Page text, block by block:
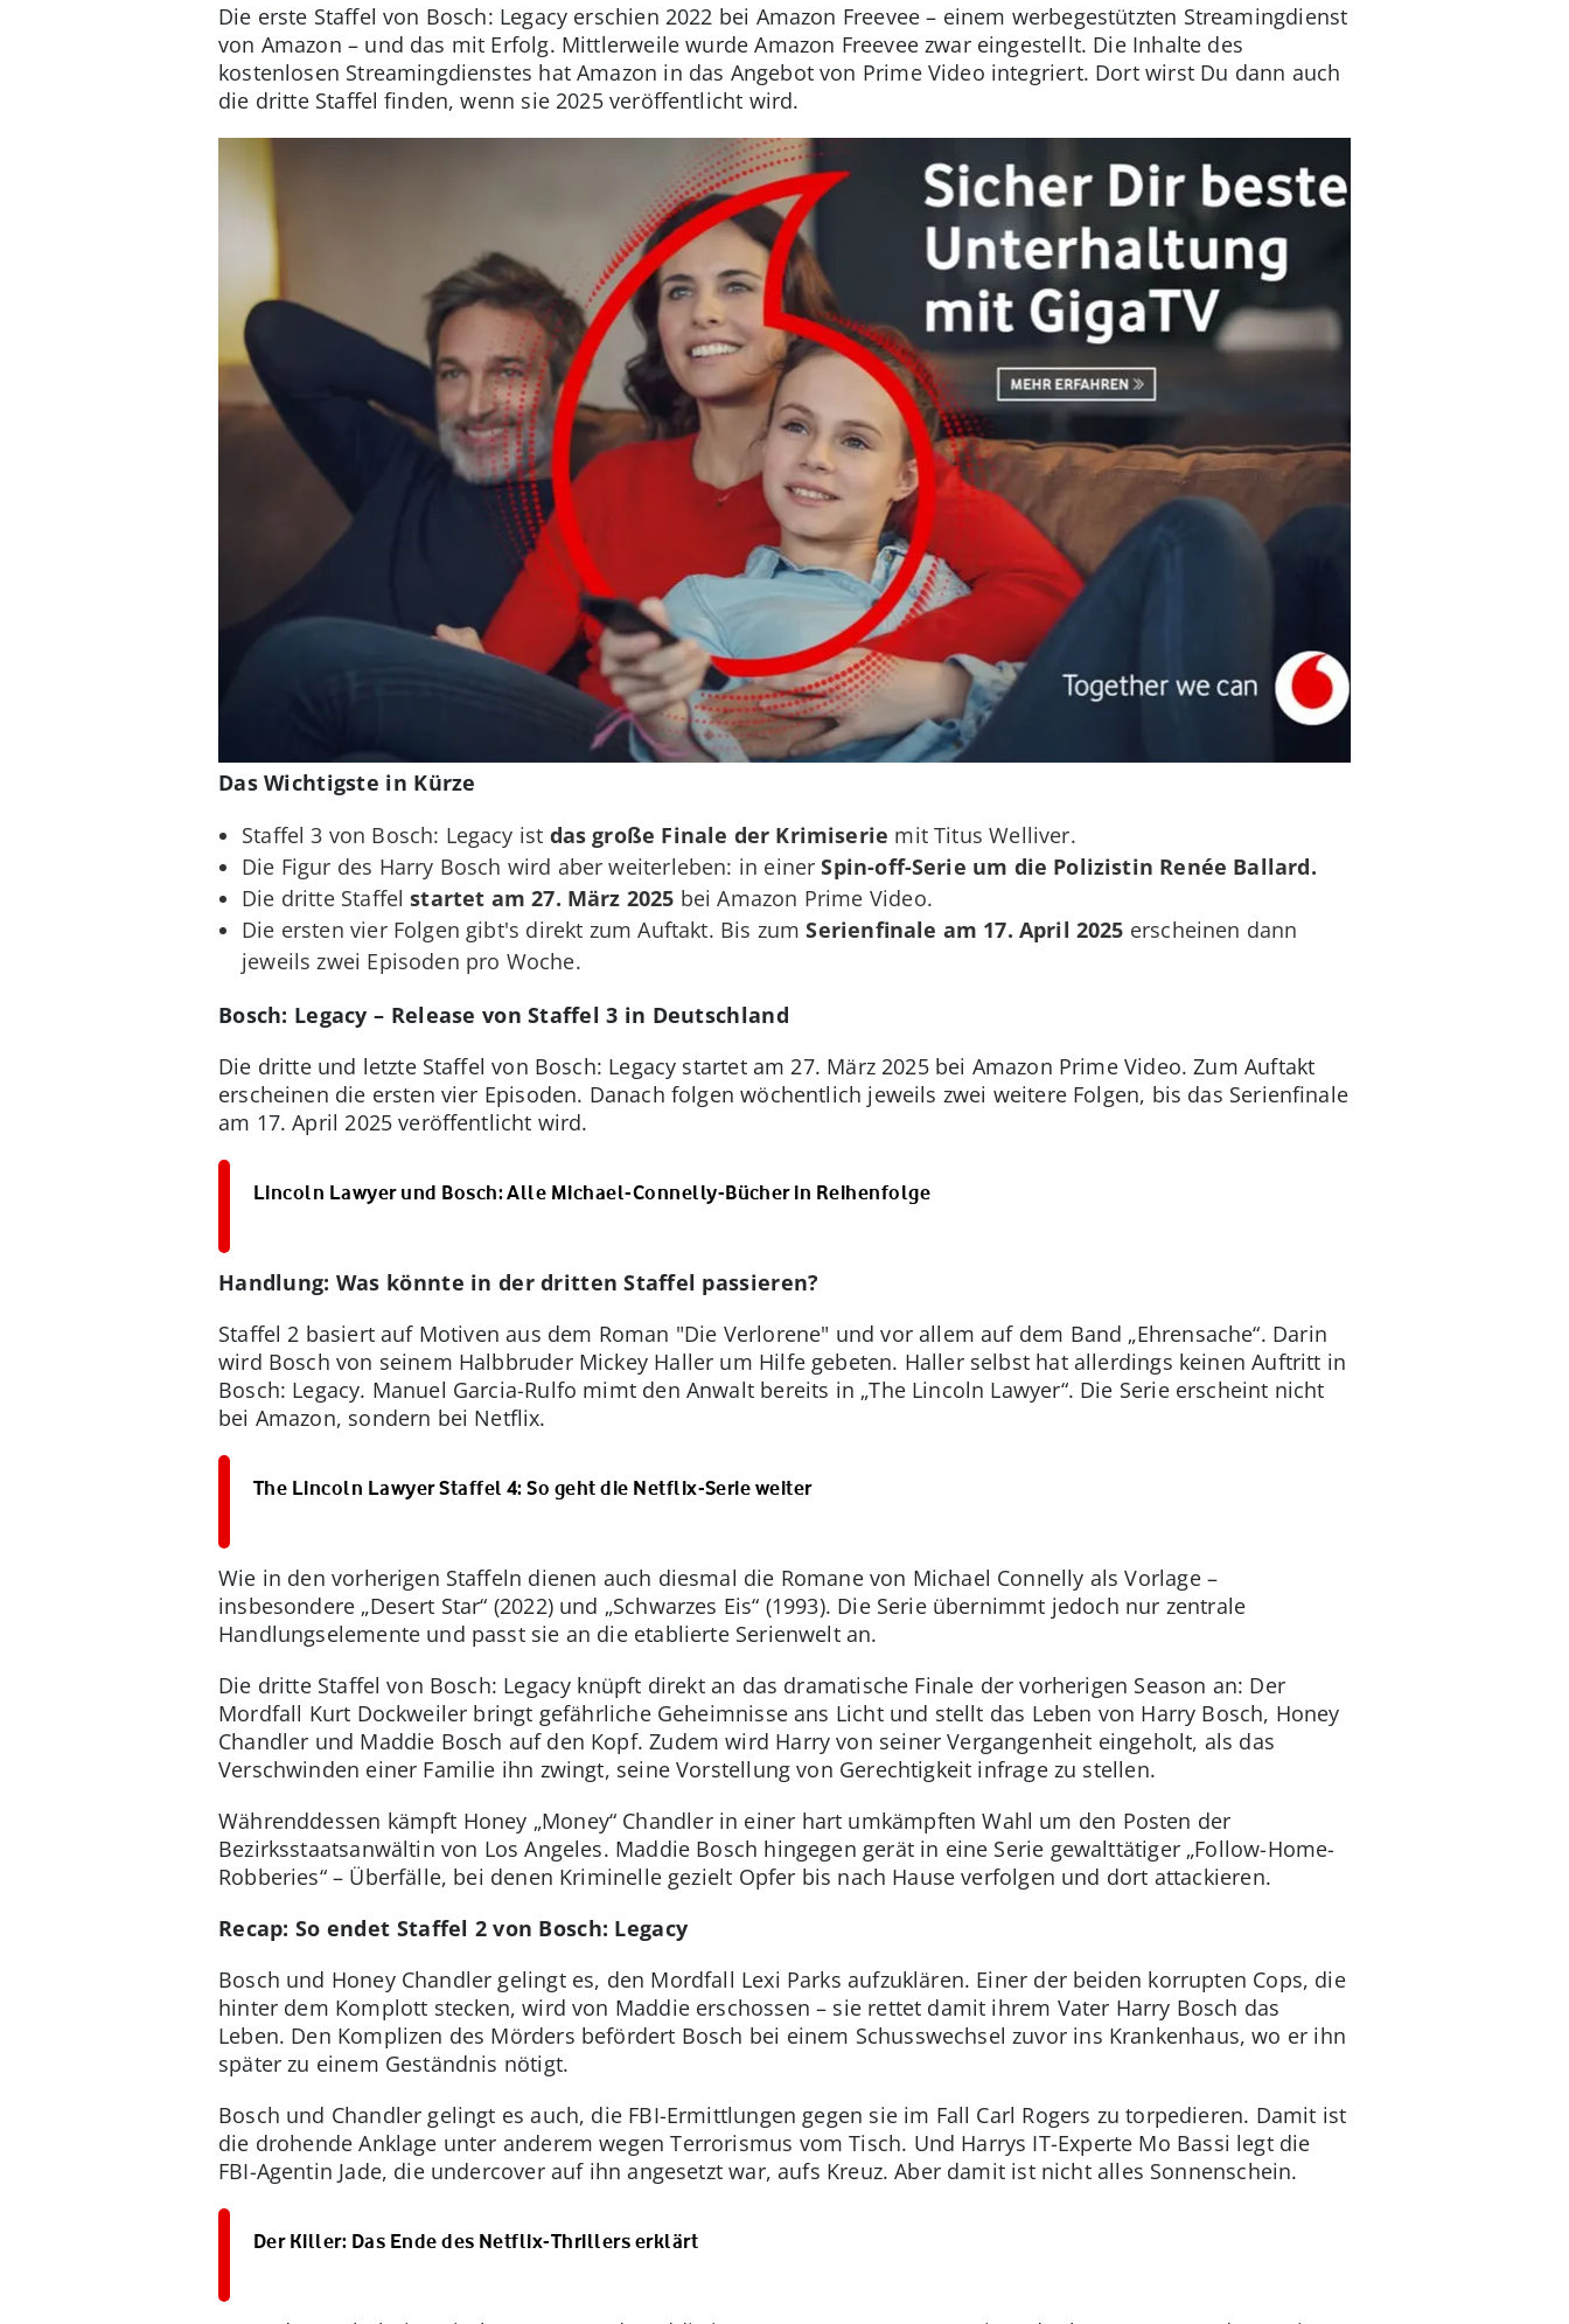
Die erste Staffel von Bosch: Legacy erschien 2022 bei Amazon Freevee – einem werbegestützten Streamingdienst
von Amazon – und das mit Erfolg. Mittlerweile wurde Amazon Freevee zwar eingestellt. Die Inhalte des
kostenlosen Streamingdienstes hat Amazon in das Angebot von Prime Video integriert. Dort wirst Du dann auch
die dritte Staffel finden, wenn sie 2025 veröffentlicht wird.
Das Wichtigste in Kürze
Staffel 3 von Bosch: Legacy ist das große Finale der Krimiserie mit Titus Welliver.
Die Figur des Harry Bosch wird aber weiterleben: in einerSpin-off-Serie um die Polizistin Renée Ballard.
Die dritte Staffelstartet am 27. März 2025 bei Amazon Prime Video.
Die ersten vier Folgen gibt's direkt zum Auftakt. Bis zumSerienfinale am 17. April 2025 erscheinen dann
jeweils zwei Episoden pro Woche.
Bosch: Legacy – Release von Staffel 3 in Deutschland
Die dritte und letzte Staffel von Bosch: Legacy startet am 27. März 2025 bei Amazon Prime Video. Zum Auftakt
erscheinen die ersten vier Episoden. Danach folgen wöchentlich jeweils zwei weitere Folgen, bis das Serienfinale
am 17. April 2025 veröffentlicht wird.
Lincoln Lawyer und Bosch: Alle Michael-Connelly-Bücher in Reihenfolge
Handlung: Was könnte in der dritten Staffel passieren?
Staffel 2 basiert auf Motiven aus dem Roman "Die Verlorene" und vor allem auf dem Band „Ehrensache“. Darin
wird Bosch von seinem Halbbruder Mickey Haller um Hilfe gebeten. Haller selbst hat allerdings keinen Auftritt in
Bosch: Legacy. Manuel Garcia-Rulfo mimt den Anwalt bereits in „The Lincoln Lawyer“. Die Serie erscheint nicht
bei Amazon, sondern bei Netflix.
The Lincoln Lawyer Staffel 4: So geht die Netflix-Serie weiter
Wie in den vorherigen Staffeln dienen auch diesmal die Romane von Michael Connelly als Vorlage –
insbesondere „Desert Star“ (2022) und „Schwarzes Eis“ (1993). Die Serie übernimmt jedoch nur zentrale
Handlungselemente und passt sie an die etablierte Serienwelt an.
Die dritte Staffel von Bosch: Legacy knüpft direkt an das dramatische Finale der vorherigen Season an: Der
Mordfall Kurt Dockweiler bringt gefährliche Geheimnisse ans Licht und stellt das Leben von Harry Bosch, Honey
Chandler und Maddie Bosch auf den Kopf. Zudem wird Harry von seiner Vergangenheit eingeholt, als das
Verschwinden einer Familie ihn zwingt, seine Vorstellung von Gerechtigkeit infrage zu stellen.
Währenddessen kämpft Honey „Money“ Chandler in einer hart umkämpften Wahl um den Posten der
Bezirksstaatsanwältin von Los Angeles. Maddie Bosch hingegen gerät in eine Serie gewalttätiger „Follow-Home-
Robberies“ – Überfälle, bei denen Kriminelle gezielt Opfer bis nach Hause verfolgen und dort attackieren.
Recap: So endet Staffel 2 von Bosch: Legacy
Bosch und Honey Chandler gelingt es, den Mordfall Lexi Parks aufzuklären. Einer der beiden korrupten Cops, die
hinter dem Komplott stecken, wird von Maddie erschossen – sie rettet damit ihrem Vater Harry Bosch das
Leben. Den Komplizen des Mörders befördert Bosch bei einem Schusswechsel zuvor ins Krankenhaus, wo er ihn
später zu einem Geständnis nötigt.
Bosch und Chandler gelingt es auch, die FBI-Ermittlungen gegen sie im Fall Carl Rogers zu torpedieren. Damit ist
die drohende Anklage unter anderem wegen Terrorismus vom Tisch. Und Harrys IT-Experte Mo Bassi legt die
FBI-Agentin Jade, die undercover auf ihn angesetzt war, aufs Kreuz. Aber damit ist nicht alles Sonnenschein.
Der Killer: Das Ende des Netflix-Thrillers erklärt